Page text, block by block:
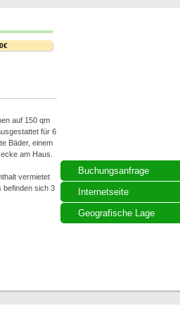
Buchungsanfrage
Internetseite
Geografische Lage
auf 150 qm
für 6
Bäder, einem
am Haus.
vermietet
befinden sich 3